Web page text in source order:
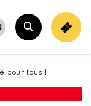
Rechercher
pour tous !